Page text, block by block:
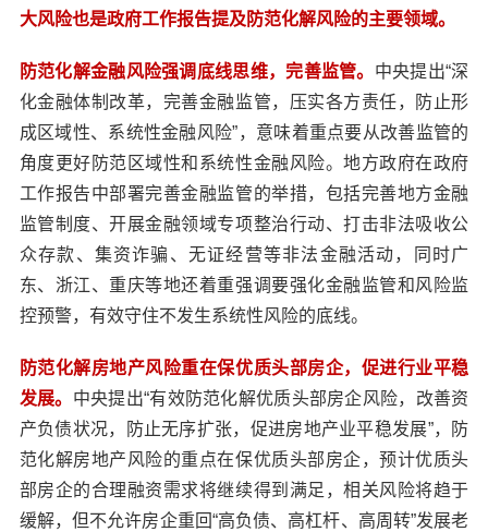
大风险也是政府工作报告提及防范化解风险的主要领域。
防范化解金融风险强调底线思维，完善监管。 中央提出“深
化金融体制改革，完善金融监管，压实各方责任，防止形
成区域性、系统性金融风险”，意味着重点要从改善监管的
角度更好防范区域性和系统性金融风险。地方政府在政府
工作报告中部署完善金融监管的举措，包括完善地方金融
监管制度、开展金融领域专项整治行动、打击非法吸收公
众存款、集资诈骗、无证经营等非法金融活动，同时广
东、浙江、重庆等地还着重强调要强化金融监管和风险监
控预警，有效守住不发生系统性风险的底线。
防范化解房地产风险重在保优质头部房企，促进行业平稳
发展。 中央提出“有效防范化解优质头部房企风险，改善资
产负债状况，防止无序扩张，促进房地产业平稳发展”，防
范化解房地产风险的重点在保优质头部房企，预计优质头
部房企的合理融资需求将继续得到满足，相关风险将趋于
缓解，但不允许房企重回“高负债、高杠杆、高周转”发展老